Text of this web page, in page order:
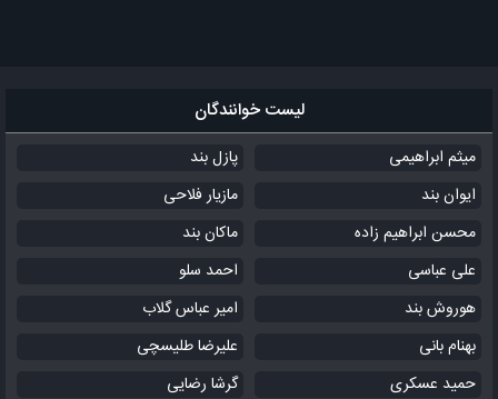
لیست خوانندگان
میثم ابراهیمی
پازل بند
ایوان بند
مازیار فلاحی
محسن ابراهیم زاده
ماکان بند
علی عباسی
احمد سلو
هوروش بند
امیر عباس گلاب
بهنام بانی
علیرضا طلیسچی
حمید عسکری
گرشا رضایی